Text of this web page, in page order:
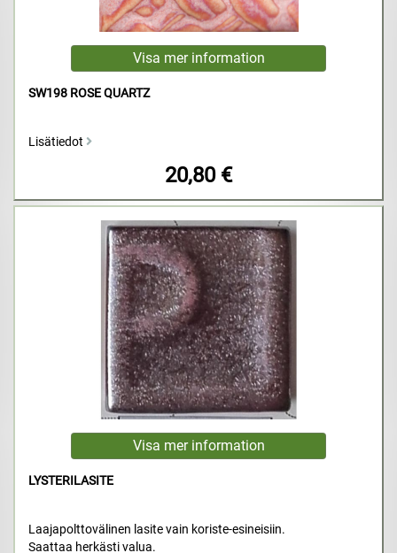
SW198 ROSE QUARTZ
Lisätiedot
20,80 €
LYSTERILASITE
Laajapolttovälinen lasite vain koriste-esineisiin.
Saattaa herkästi valua.